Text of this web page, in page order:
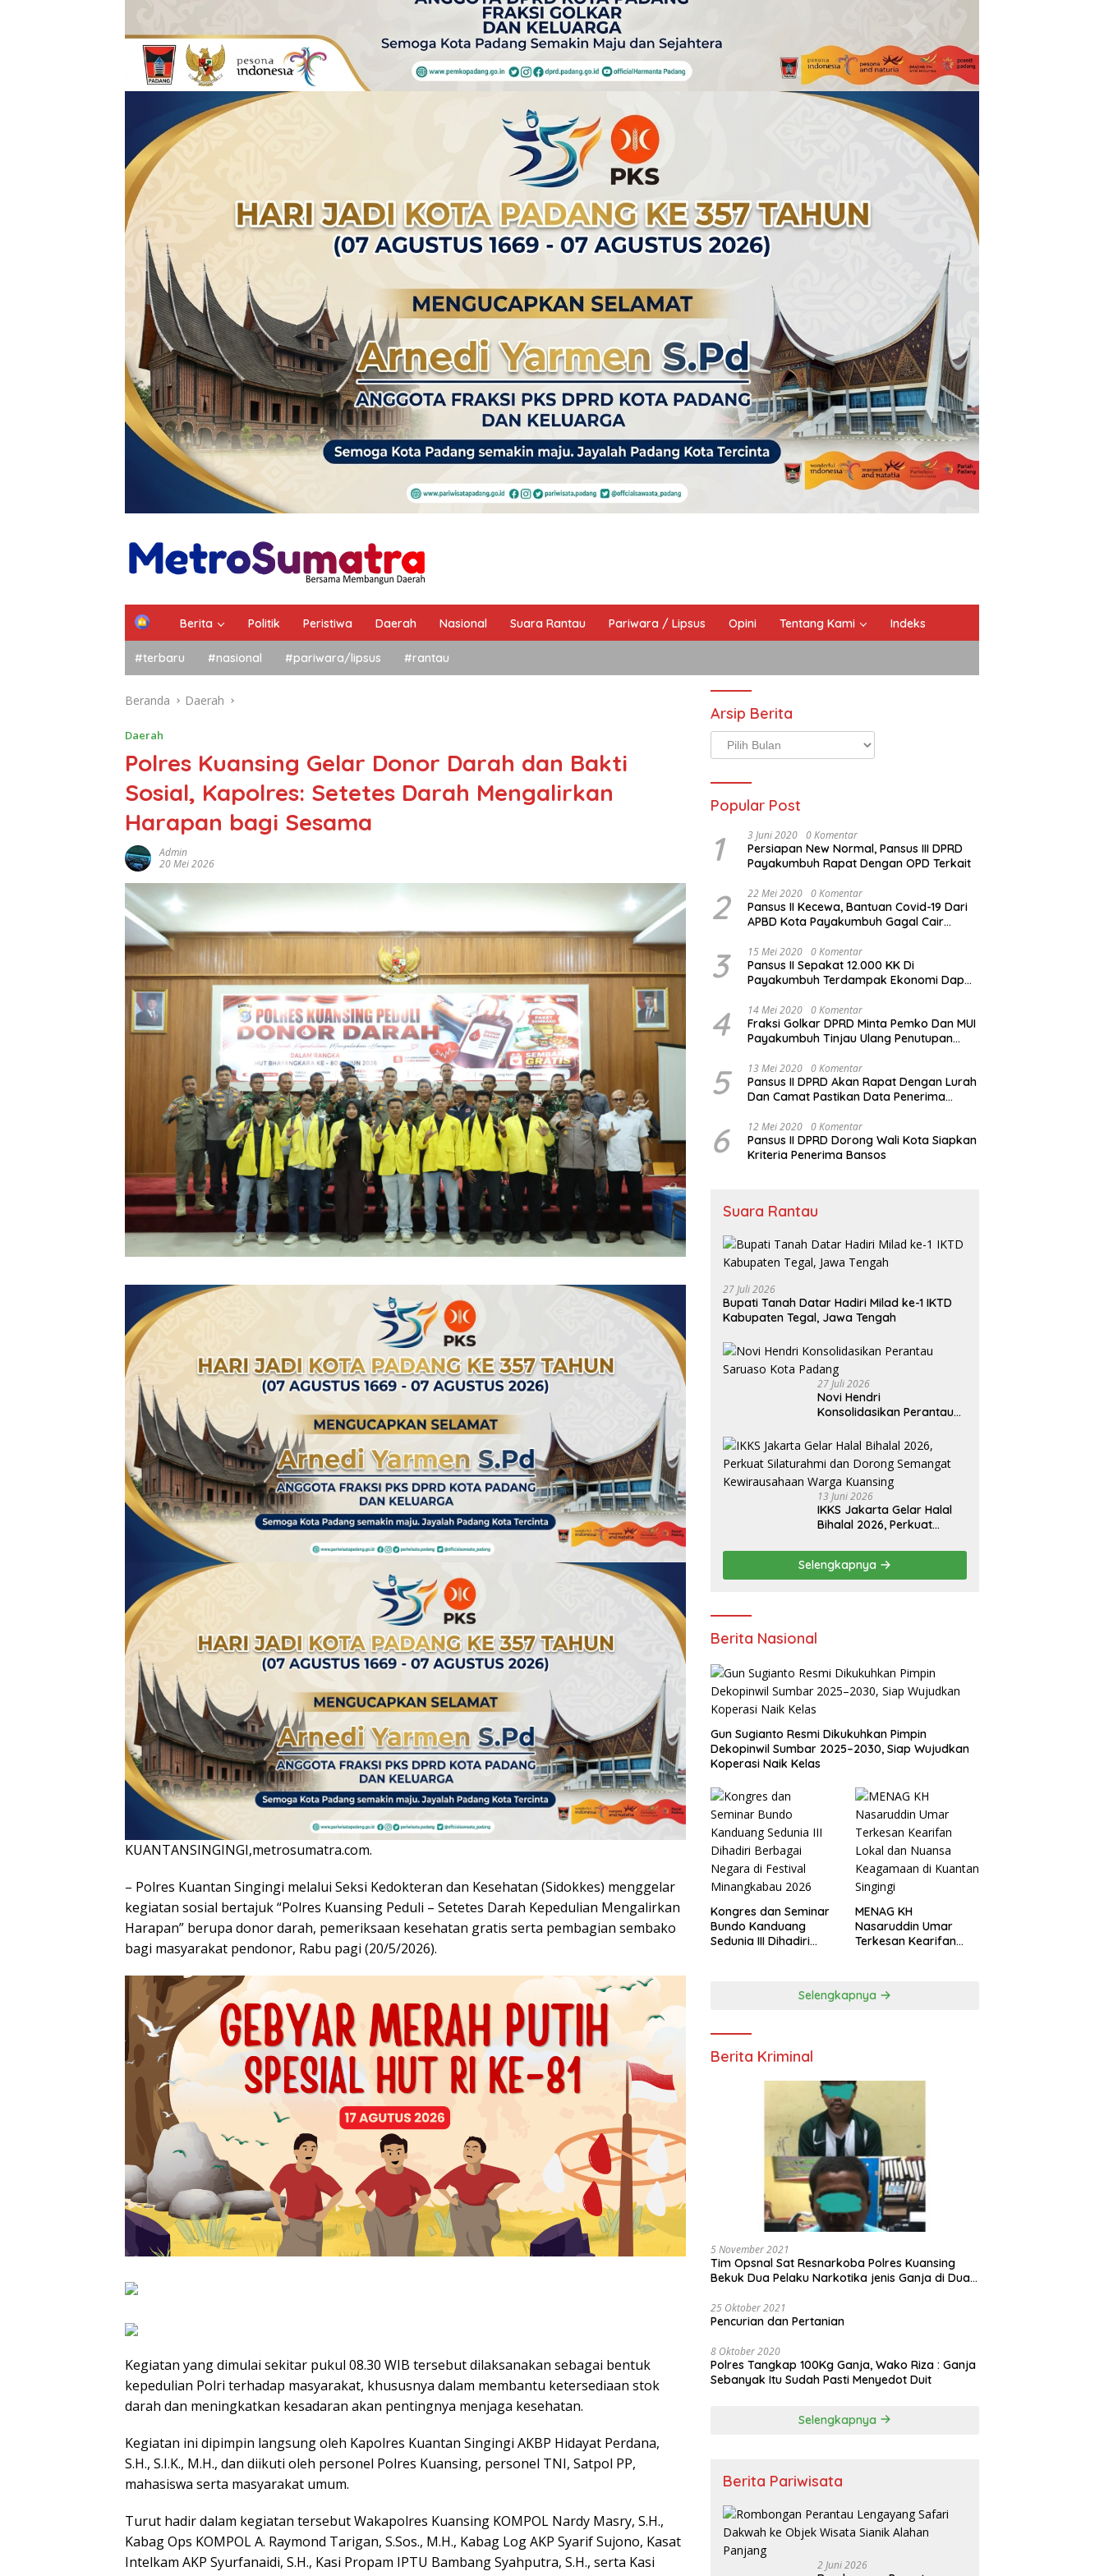
Berita Politik Peristiwa Daerah Nasional Suara Rantau Pariwara / Lipsus Opini Tentang Kami Indeks
#terbaru #nasional #pariwara/lipsus #rantau
Beranda Daerah
Daerah
Polres Kuansing Gelar Donor Darah dan Bakti
Sosial, Kapolres: Setetes Darah Mengalirkan
Harapan bagi Sesama
Admin
20 Mei 2026
KUANTANSINGINGI,metrosumatra.com.
– Polres Kuantan Singingi melalui Seksi Kedokteran dan Kesehatan (Sidokkes) menggelar
kegiatan sosial bertajuk “Polres Kuansing Peduli – Setetes Darah Kepedulian Mengalirkan
Harapan” berupa donor darah, pemeriksaan kesehatan gratis serta pembagian sembako
bagi masyarakat pendonor, Rabu pagi (20/5/2026).
Kegiatan yang dimulai sekitar pukul 08.30 WIB tersebut dilaksanakan sebagai bentuk
kepedulian Polri terhadap masyarakat, khususnya dalam membantu ketersediaan stok
darah dan meningkatkan kesadaran akan pentingnya menjaga kesehatan.
Kegiatan ini dipimpin langsung oleh Kapolres Kuantan Singingi AKBP Hidayat Perdana,
S.H., S.I.K., M.H., dan diikuti oleh personel Polres Kuansing, personel TNI, Satpol PP,
mahasiswa serta masyarakat umum.
Turut hadir dalam kegiatan tersebut Wakapolres Kuansing KOMPOL Nardy Masry, S.H.,
Kabag Ops KOMPOL A. Raymond Tarigan, S.Sos., M.H., Kabag Log AKP Syarif Sujono, Kasat
Intelkam AKP Syurfanaidi, S.H., Kasi Propam IPTU Bambang Syahputra, S.H., serta Kasi
Arsip Berita
Arsip
Berita
Popular Post
1 3 Juni 2020 0 Komentar
Persiapan New Normal, Pansus III DPRD
Payakumbuh Rapat Dengan OPD Terkait
2 22 Mei 2020 0 Komentar
Pansus II Kecewa, Bantuan Covid-19 Dari
APBD Kota Payakumbuh Gagal Cair
3 15 Mei 2020 0 Komentar
Pansus II Sepakat 12.000 KK Di
Payakumbuh Terdampak Ekonomi Dapat
4 14 Mei 2020 0 Komentar
Fraksi Golkar DPRD Minta Pemko Dan MUI
Payakumbuh Tinjau Ulang Penutupan
5 13 Mei 2020 0 Komentar
Pansus II DPRD Akan Rapat Dengan Lurah
Dan Camat Pastikan Data Penerima
6 12 Mei 2020 0 Komentar
Pansus II DPRD Dorong Wali Kota Siapkan
Kriteria Penerima Bansos
Suara Rantau
27 Juli 2026
Bupati Tanah Datar Hadiri Milad ke-1 IKTD
Kabupaten Tegal, Jawa Tengah
27 Juli 2026
Novi Hendri
Konsolidasikan Perantau
13 Juni 2026
IKKS Jakarta Gelar Halal
Bihalal 2026, Perkuat
Semangat Kewirausahaan
Warga Kuansing
Selengkapnya
Berita Nasional
Gun Sugianto Resmi Dikukuhkan Pimpin
Dekopinwil Sumbar 2025–2030, Siap Wujudkan
Koperasi Naik Kelas
Kongres dan Seminar
Bundo Kanduang
Sedunia III Dihadiri
MENAG KH
Nasaruddin Umar
Terkesan Kearifan
Selengkapnya
Berita Kriminal
5 November 2021
Tim Opsnal Sat Resnarkoba Polres Kuansing
Bekuk Dua Pelaku Narkotika jenis Ganja di Dua
25 Oktober 2021
Pencurian dan Pertanian
8 Oktober 2020
Polres Tangkap 100Kg Ganja, Wako Riza : Ganja
Sebanyak Itu Sudah Pasti Menyedot Duit
Selengkapnya
Berita Pariwisata
2 Juni 2026